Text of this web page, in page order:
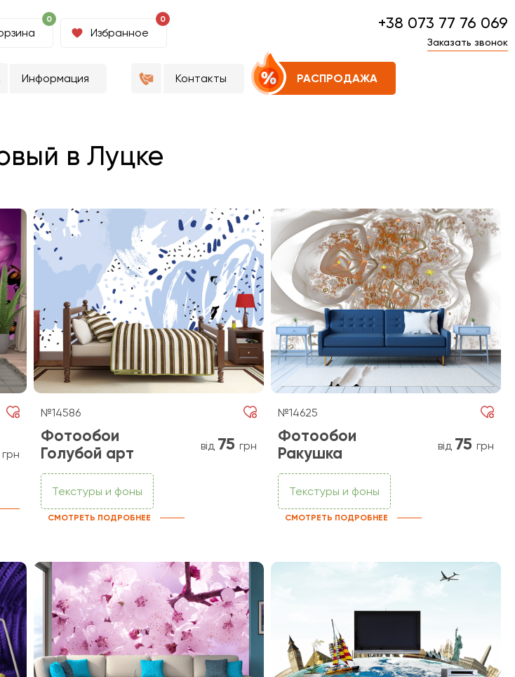
0 0
Избранное
+38 073 77 76 069
Заказать звонок
Информация Контакты РАСПРОДАЖА
в Луцке
грн
№14586
Фотообои
Голубой арт
від 75 грн
Текстуры и фоны
СМОТРЕТЬ ПОДРОБНЕЕ
№14625
Фотообои
Ракушка
від 75 грн
Текстуры и фоны
СМОТРЕТЬ ПОДРОБНЕЕ